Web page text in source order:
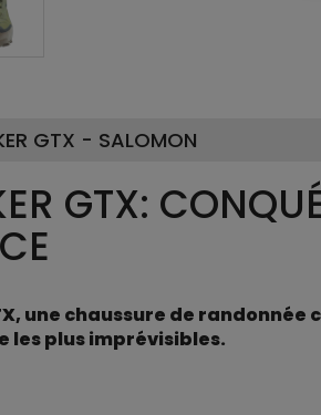
GTX - SALOMON
GTX:
une chaussure de
les plus imprévisibles.